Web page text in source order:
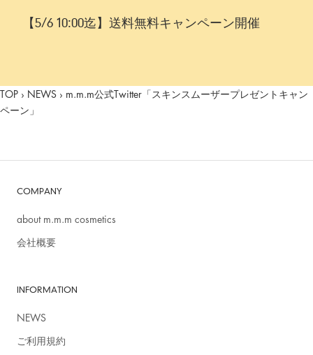
【5/6 10:00迄】送料無料キャンペーン開催
TOP › NEWS › m.m.m公式Twitter「スキンスムーザープレゼントキャン
ペーン」
COMPANY
about m.m.m cosmetics
会社概要
INFORMATION
NEWS
ご利用規約